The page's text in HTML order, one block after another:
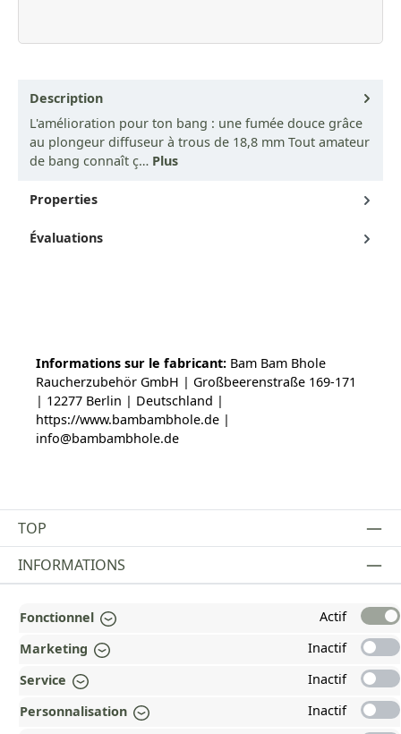
Description
L'amélioration pour ton bang : une fumée douce grâce
au plongeur diffuseur à trous de 18,8 mm Tout amateur
de bang connaît ç… Plus
Properties
Évaluations
Informations sur le fabricant: Bam Bam Bhole
Raucherzubehör GmbH | Großbeerenstraße 169-171
| 12277 Berlin | Deutschland |
https://www.bambambhole.de |
info@bambambhole.de
TOP
INFORMATIONS
PAYMENT AND SHIPPING METHODS
RÉCOMPENSÉ ET CERTIFIÉ !
POURQUOI HEAD&NATURE ?
Fonctionnel
Actif
Marketing
Inactif
Service
Inactif
Personnalisation
Inactif